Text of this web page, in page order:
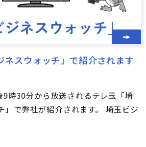
ネスウォッチ」で紹介されます
時30分から放送されるテレ玉「埼
」で弊社が紹介されます。 埼玉ビジ